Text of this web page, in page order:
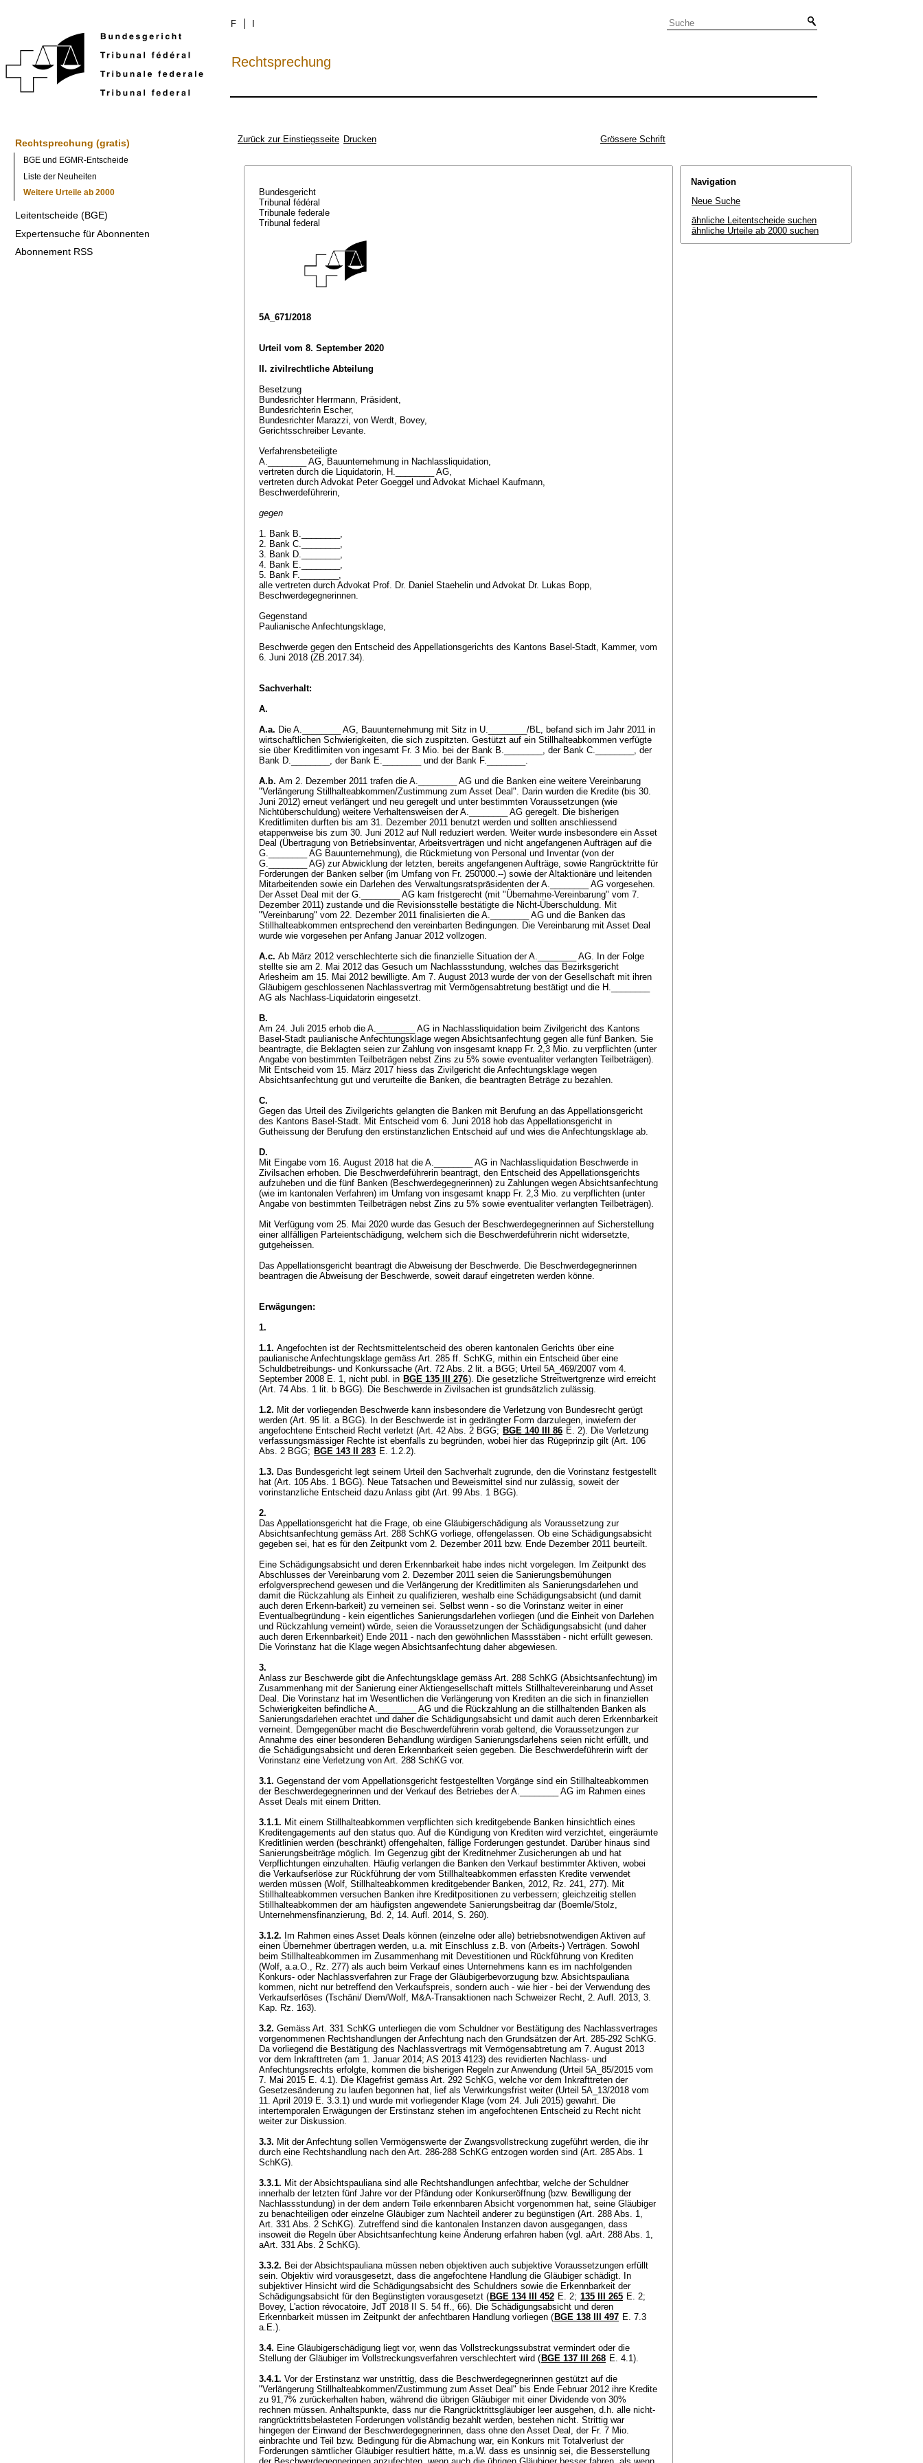
F
Rechtsprechung
Rechtsprechung (gratis)
BGE und EGMR-Entscheide
Liste der Neuheiten
Weitere Urteile ab 2000
Leitentscheide (BGE)
Expertensuche für Abonnenten
Abonnement RSS
Zurück zur Einstiegsseite Drucken Grössere Schrift
Bundesgericht
Tribunal fédéral
Tribunale federale
Tribunal federal
5A_671/2018
Urteil vom 8. September 2020
II. zivilrechtliche Abteilung
Besetzung
Bundesrichter Herrmann, Präsident,
Bundesrichterin Escher,
Bundesrichter Marazzi, von Werdt, Bovey,
Gerichtsschreiber Levante.
Verfahrensbeteiligte
A.________ AG, Bauunternehmung in Nachlassliquidation,
vertreten durch die Liquidatorin, H.________ AG,
vertreten durch Advokat Peter Goeggel und Advokat Michael Kaufmann,
Beschwerdeführerin,
gegen
1. Bank B.________,
2. Bank C.________,
3. Bank D.________,
4. Bank E.________,
5. Bank F.________,
alle vertreten durch Advokat Prof. Dr. Daniel Staehelin und Advokat Dr. Lukas Bopp,
Beschwerdegegnerinnen.
Gegenstand
Paulianische Anfechtungsklage,
Beschwerde gegen den Entscheid des Appellationsgerichts des Kantons Basel-Stadt, Kammer, vom
6. Juni 2018 (ZB.2017.34).
Sachverhalt:
A.
A.a. Die A.________ AG, Bauunternehmung mit Sitz in U.________/BL, befand sich im Jahr 2011 in
wirtschaftlichen Schwierigkeiten, die sich zuspitzten. Gestützt auf ein Stillhalteabkommen verfügte
sie über Kreditlimiten von ingesamt Fr. 3 Mio. bei der Bank B.________, der Bank C.________, der
Bank D.________, der Bank E.________ und der Bank F.________.
A.b. Am 2. Dezember 2011 trafen die A.________ AG und die Banken eine weitere Vereinbarung
"Verlängerung Stillhalteabkommen/Zustimmung zum Asset Deal". Darin wurden die Kredite (bis 30.
Juni 2012) erneut verlängert und neu geregelt und unter bestimmten Voraussetzungen (wie
Nichtüberschuldung) weitere Verhaltensweisen der A.________ AG geregelt. Die bisherigen
Kreditlimiten durften bis am 31. Dezember 2011 benutzt werden und sollten anschliessend
etappenweise bis zum 30. Juni 2012 auf Null reduziert werden. Weiter wurde insbesondere ein Asset
Deal (Übertragung von Betriebsinventar, Arbeitsverträgen und nicht angefangenen Aufträgen auf die
G.________ AG Bauunternehmung), die Rückmietung von Personal und Inventar (von der
G.________ AG) zur Abwicklung der letzten, bereits angefangenen Aufträge, sowie Rangrücktritte für
Forderungen der Banken selber (im Umfang von Fr. 250'000.--) sowie der Altaktionäre und leitenden
Mitarbeitenden sowie ein Darlehen des Verwaltungsratspräsidenten der A.________ AG vorgesehen.
Der Asset Deal mit der G.________ AG kam fristgerecht (mit "Übernahme-Vereinbarung" vom 7.
Dezember 2011) zustande und die Revisionsstelle bestätigte die Nicht-Überschuldung. Mit
"Vereinbarung" vom 22. Dezember 2011 finalisierten die A.________ AG und die Banken das
Stillhalteabkommen entsprechend den vereinbarten Bedingungen. Die Vereinbarung mit Asset Deal
wurde wie vorgesehen per Anfang Januar 2012 vollzogen.
A.c. Ab März 2012 verschlechterte sich die finanzielle Situation der A.________ AG. In der Folge
stellte sie am 2. Mai 2012 das Gesuch um Nachlassstundung, welches das Bezirksgericht
Arlesheim am 15. Mai 2012 bewilligte. Am 7. August 2013 wurde der von der Gesellschaft mit ihren
Gläubigern geschlossenen Nachlassvertrag mit Vermögensabtretung bestätigt und die H.________
AG als Nachlass-Liquidatorin eingesetzt.
B.
Am 24. Juli 2015 erhob die A.________ AG in Nachlassliquidation beim Zivilgericht des Kantons
Basel-Stadt paulianische Anfechtungsklage wegen Absichtsanfechtung gegen alle fünf Banken. Sie
beantragte, die Beklagten seien zur Zahlung von insgesamt knapp Fr. 2,3 Mio. zu verpflichten (unter
Angabe von bestimmten Teilbeträgen nebst Zins zu 5% sowie eventualiter verlangten Teilbeträgen).
Mit Entscheid vom 15. März 2017 hiess das Zivilgericht die Anfechtungsklage wegen
Absichtsanfechtung gut und verurteilte die Banken, die beantragten Beträge zu bezahlen.
C.
Gegen das Urteil des Zivilgerichts gelangten die Banken mit Berufung an das Appellationsgericht
des Kantons Basel-Stadt. Mit Entscheid vom 6. Juni 2018 hob das Appellationsgericht in
Gutheissung der Berufung den erstinstanzlichen Entscheid auf und wies die Anfechtungsklage ab.
D.
Mit Eingabe vom 16. August 2018 hat die A.________ AG in Nachlassliquidation Beschwerde in
Zivilsachen erhoben. Die Beschwerdeführerin beantragt, den Entscheid des Appellationsgerichts
aufzuheben und die fünf Banken (Beschwerdegegnerinnen) zu Zahlungen wegen Absichtsanfechtung
(wie im kantonalen Verfahren) im Umfang von insgesamt knapp Fr. 2,3 Mio. zu verpflichten (unter
Angabe von bestimmten Teilbeträgen nebst Zins zu 5% sowie eventualiter verlangten Teilbeträgen).
Mit Verfügung vom 25. Mai 2020 wurde das Gesuch der Beschwerdegegnerinnen auf Sicherstellung
einer allfälligen Parteientschädigung, welchem sich die Beschwerdeführerin nicht widersetzte,
gutgeheissen.
Das Appellationsgericht beantragt die Abweisung der Beschwerde. Die Beschwerdegegnerinnen
beantragen die Abweisung der Beschwerde, soweit darauf eingetreten werden könne.
Erwägungen:
1.
1.1. Angefochten ist der Rechtsmittelentscheid des oberen kantonalen Gerichts über eine
paulianische Anfechtungsklage gemäss Art. 285 ff. SchKG, mithin ein Entscheid über eine
Schuldbetreibungs- und Konkurssache (Art. 72 Abs. 2 lit. a BGG; Urteil 5A_469/2007 vom 4.
September 2008 E. 1, nicht publ. in BGE 135 III 276). Die gesetzliche Streitwertgrenze wird erreicht
(Art. 74 Abs. 1 lit. b BGG). Die Beschwerde in Zivilsachen ist grundsätzlich zulässig.
1.2. Mit der vorliegenden Beschwerde kann insbesondere die Verletzung von Bundesrecht gerügt
werden (Art. 95 lit. a BGG). In der Beschwerde ist in gedrängter Form darzulegen, inwiefern der
angefochtene Entscheid Recht verletzt (Art. 42 Abs. 2 BGG; BGE 140 III 86 E. 2). Die Verletzung
verfassungsmässiger Rechte ist ebenfalls zu begründen, wobei hier das Rügeprinzip gilt (Art. 106
Abs. 2 BGG; BGE 143 II 283 E. 1.2.2).
1.3. Das Bundesgericht legt seinem Urteil den Sachverhalt zugrunde, den die Vorinstanz festgestellt
hat (Art. 105 Abs. 1 BGG). Neue Tatsachen und Beweismittel sind nur zulässig, soweit der
vorinstanzliche Entscheid dazu Anlass gibt (Art. 99 Abs. 1 BGG).
2.
Das Appellationsgericht hat die Frage, ob eine Gläubigerschädigung als Voraussetzung zur
Absichtsanfechtung gemäss Art. 288 SchKG vorliege, offengelassen. Ob eine Schädigungsabsicht
gegeben sei, hat es für den Zeitpunkt vom 2. Dezember 2011 bzw. Ende Dezember 2011 beurteilt.
Eine Schädigungsabsicht und deren Erkennbarkeit habe indes nicht vorgelegen. Im Zeitpunkt des
Abschlusses der Vereinbarung vom 2. Dezember 2011 seien die Sanierungsbemühungen
erfolgversprechend gewesen und die Verlängerung der Kreditlimiten als Sanierungsdarlehen und
damit die Rückzahlung als Einheit zu qualifizieren, weshalb eine Schädigungsabsicht (und damit
auch deren Erkenn-barkeit) zu verneinen sei. Selbst wenn - so die Vorinstanz weiter in einer
Eventualbegründung - kein eigentliches Sanierungsdarlehen vorliegen (und die Einheit von Darlehen
und Rückzahlung verneint) würde, seien die Voraussetzungen der Schädigungsabsicht (und daher
auch deren Erkennbarkeit) Ende 2011 - nach den gewöhnlichen Massstäben - nicht erfüllt gewesen.
Die Vorinstanz hat die Klage wegen Absichtsanfechtung daher abgewiesen.
3.
Anlass zur Beschwerde gibt die Anfechtungsklage gemäss Art. 288 SchKG (Absichtsanfechtung) im
Zusammenhang mit der Sanierung einer Aktiengesellschaft mittels Stillhaltevereinbarung und Asset
Deal. Die Vorinstanz hat im Wesentlichen die Verlängerung von Krediten an die sich in finanziellen
Schwierigkeiten befindliche A.________ AG und die Rückzahlung an die stillhaltenden Banken als
Sanierungsdarlehen erachtet und daher die Schädigungsabsicht und damit auch deren Erkennbarkeit
verneint. Demgegenüber macht die Beschwerdeführerin vorab geltend, die Voraussetzungen zur
Annahme des einer besonderen Behandlung würdigen Sanierungsdarlehens seien nicht erfüllt, und
die Schädigungsabsicht und deren Erkennbarkeit seien gegeben. Die Beschwerdeführerin wirft der
Vorinstanz eine Verletzung von Art. 288 SchKG vor.
3.1. Gegenstand der vom Appellationsgericht festgestellten Vorgänge sind ein Stillhalteabkommen
der Beschwerdegegnerinnen und der Verkauf des Betriebes der A.________ AG im Rahmen eines
Asset Deals mit einem Dritten.
3.1.1. Mit einem Stillhalteabkommen verpflichten sich kreditgebende Banken hinsichtlich eines
Kreditengagements auf den status quo. Auf die Kündigung von Krediten wird verzichtet, eingeräumte
Kreditlinien werden (beschränkt) offengehalten, fällige Forderungen gestundet. Darüber hinaus sind
Sanierungsbeiträge möglich. Im Gegenzug gibt der Kreditnehmer Zusicherungen ab und hat
Verpflichtungen einzuhalten. Häufig verlangen die Banken den Verkauf bestimmter Aktiven, wobei
die Verkaufserlöse zur Rückführung der vom Stillhalteabkommen erfassten Kredite verwendet
werden müssen (Wolf, Stillhalteabkommen kreditgebender Banken, 2012, Rz. 241, 277). Mit
Stillhalteabkommen versuchen Banken ihre Kreditpositionen zu verbessern; gleichzeitig stellen
Stillhalteabkommen der am häufigsten angewendete Sanierungsbeitrag dar (Boemle/Stolz,
Unternehmensfinanzierung, Bd. 2, 14. Aufl. 2014, S. 260).
3.1.2. Im Rahmen eines Asset Deals können (einzelne oder alle) betriebsnotwendigen Aktiven auf
einen Übernehmer übertragen werden, u.a. mit Einschluss z.B. von (Arbeits-) Verträgen. Sowohl
beim Stillhalteabkommen im Zusammenhang mit Devestitionen und Rückführung von Krediten
(Wolf, a.a.O., Rz. 277) als auch beim Verkauf eines Unternehmens kann es im nachfolgenden
Konkurs- oder Nachlassverfahren zur Frage der Gläubigerbevorzugung bzw. Absichtspauliana
kommen, nicht nur betreffend den Verkaufspreis, sondern auch - wie hier - bei der Verwendung des
Verkaufserlöses (Tschäni/ Diem/Wolf, M&A-Transaktionen nach Schweizer Recht, 2. Aufl. 2013, 3.
Kap. Rz. 163).
3.2. Gemäss Art. 331 SchKG unterliegen die vom Schuldner vor Bestätigung des Nachlassvertrages
vorgenommenen Rechtshandlungen der Anfechtung nach den Grundsätzen derArt. 285-292 SchKG.
Da vorliegend die Bestätigung des Nachlassvertrags mit Vermögensabtretung am 7. August 2013
vor dem Inkrafttreten (am 1. Januar 2014; AS 2013 4123) des revidierten Nachlass- und
Anfechtungsrechts erfolgte, kommen die bisherigen Regeln zur Anwendung (Urteil 5A_85/2015 vom
7. Mai 2015 E. 4.1). Die Klagefrist gemäss Art. 292 SchKG, welche vor dem Inkrafttreten der
Gesetzesänderung zu laufen begonnen hat, lief als Verwirkungsfrist weiter (Urteil 5A_13/2018 vom
11. April 2019 E. 3.3.1) und wurde mit vorliegender Klage (vom 24. Juli 2015) gewahrt. Die
intertemporalen Erwägungen der Erstinstanz stehen im angefochtenen Entscheid zu Recht nicht
weiter zur Diskussion.
3.3. Mit der Anfechtung sollen Vermögenswerte der Zwangsvollstreckung zugeführt werden, die ihr
durch eine Rechtshandlung nach den Art. 286-288 SchKG entzogen worden sind (Art. 285 Abs. 1
SchKG).
3.3.1. Mit der Absichtspauliana sind alle Rechtshandlungen anfechtbar, welche der Schuldner
innerhalb der letzten fünf Jahre vor der Pfändung oder Konkurseröffnung (bzw. Bewilligung der
Nachlassstundung) in der dem andern Teile erkennbaren Absicht vorgenommen hat, seine Gläubiger
zu benachteiligen oder einzelne Gläubiger zum Nachteil anderer zu begünstigen (Art. 288 Abs. 1,
Art. 331 Abs. 2 SchKG). Zutreffend sind die kantonalen Instanzen davon ausgegangen, dass
insoweit die Regeln über Absichtsanfechtung keine Änderung erfahren haben (vgl. aArt. 288 Abs. 1,
aArt. 331 Abs. 2 SchKG).
3.3.2. Bei der Absichtspauliana müssen neben objektiven auch subjektive Voraussetzungen erfüllt
sein. Objektiv wird vorausgesetzt, dass die angefochtene Handlung die Gläubiger schädigt. In
subjektiver Hinsicht wird die Schädigungsabsicht des Schuldners sowie die Erkennbarkeit der
Schädigungsabsicht für den Begünstigten vorausgesetzt ( BGE 134 III 452 E. 2; 135 III 265 E. 2;
Bovey, L'action révocatoire, JdT 2018 II S. 54 ff., 66). Die Schädigungsabsicht und deren
Erkennbarkeit müssen im Zeitpunkt der anfechtbaren Handlung vorliegen ( BGE 138 III 497 E. 7.3
a.E.).
3.4. Eine Gläubigerschädigung liegt vor, wenn das Vollstreckungssubstrat vermindert oder die
Stellung der Gläubiger im Vollstreckungsverfahren verschlechtert wird ( BGE 137 III 268 E. 4.1).
3.4.1. Vor der Erstinstanz war unstrittig, dass die Beschwerdegegnerinnen gestützt auf die
"Verlängerung Stillhalteabkommen/Zustimmung zum Asset Deal" bis Ende Februar 2012 ihre Kredite
zu 91,7% zurückerhalten haben, während die übrigen Gläubiger mit einer Dividende von 30%
rechnen müssen. Anhaltspunkte, dass nur die Rangrücktrittsgläubiger leer ausgehen, d.h. alle nicht-
rangrücktrittsbelasteten Forderungen vollständig bezahlt werden, bestehen nicht. Strittig war
hingegen der Einwand der Beschwerdegegnerinnen, dass ohne den Asset Deal, der Fr. 7 Mio.
einbrachte und Teil bzw. Bedingung für die Abmachung war, ein Konkurs mit Totalverlust der
Forderungen sämtlicher Gläubiger resultiert hätte, m.a.W. dass es unsinnig sei, die Besserstellung
Navigation
Neue Suche
ähnliche Leitentscheide suchen
ähnliche Urteile ab 2000 suchen